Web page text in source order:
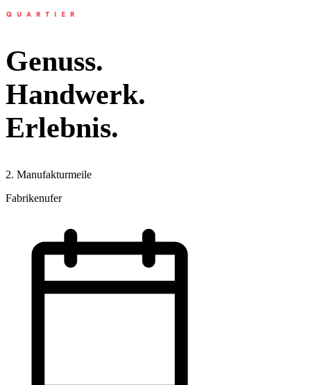
Genuss.
Handwerk.
Erlebnis.
2. Manufakturmeile
Fabrikenufer